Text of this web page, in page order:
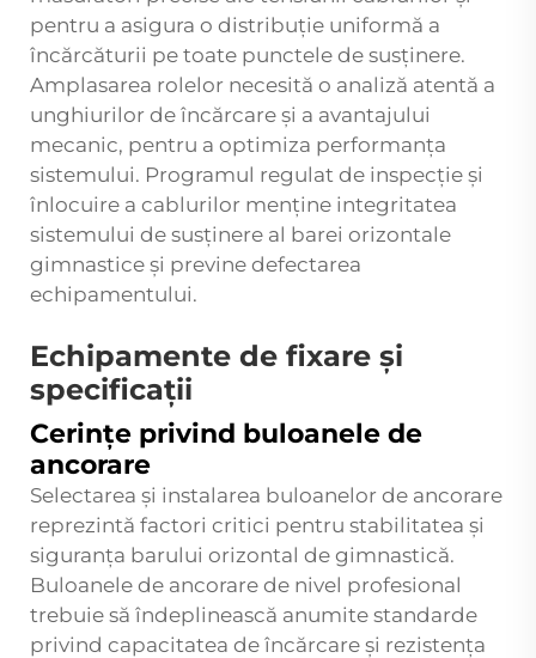
pentru a asigura o distribuție uniformă a
încărcăturii pe toate punctele de susținere.
Amplasarea rolelor necesită o analiză atentă a
unghiurilor de încărcare și a avantajului
mecanic, pentru a optimiza performanța
sistemului. Programul regulat de inspecție și
înlocuire a cablurilor menține integritatea
sistemului de susținere al barei orizontale
gimnastice și previne defectarea
echipamentului.
Echipamente de fixare și
specificații
Cerințe privind buloanele de
ancorare
Selectarea și instalarea buloanelor de ancorare
reprezintă factori critici pentru stabilitatea și
siguranța barului orizontal de gimnastică.
Buloanele de ancorare de nivel profesional
trebuie să îndeplinească anumite standarde
privind capacitatea de încărcare și rezistența